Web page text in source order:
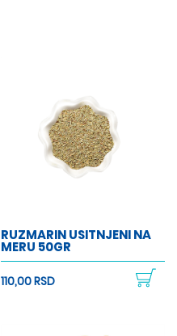
RUZMARIN USITNJENI NA
MERU 50GR
110,00 RSD